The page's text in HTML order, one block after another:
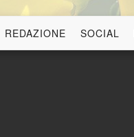
REDAZIONE SOCIAL